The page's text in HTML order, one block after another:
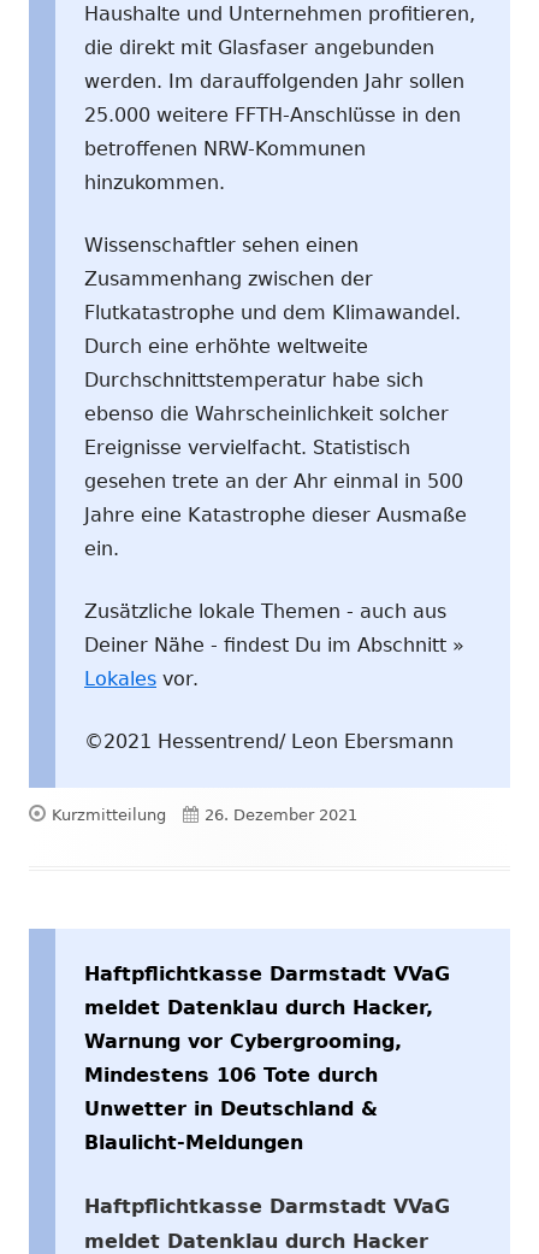
Haushalte und Unternehmen profitieren,
die direkt mit Glasfaser angebunden
werden. Im darauffolgenden Jahr sollen
25.000 weitere FFTH-Anschlüsse in den
betroffenen NRW-Kommunen
hinzukommen.
Wissenschaftler sehen einen
Zusammenhang zwischen der
Flutkatastrophe und dem Klimawandel.
Durch eine erhöhte weltweite
Durchschnittstemperatur habe sich
ebenso die Wahrscheinlichkeit solcher
Ereignisse vervielfacht. Statistisch
gesehen trete an der Ahr einmal in 500
Jahre eine Katastrophe dieser Ausmaße
ein.
Zusätzliche lokale Themen - auch aus
Deiner Nähe - findest Du im Abschnitt »
Lokales vor.
©2021 Hessentrend/ Leon Ebersmann
Format
Kurzmitteilung Veröffentlicht
26. Dezember 2021
Haftpflichtkasse Darmstadt VVaG
meldet Datenklau durch Hacker,
Warnung vor Cybergrooming,
Mindestens 106 Tote durch
Unwetter in Deutschland &
Blaulicht-Meldungen
Haftpflichtkasse Darmstadt VVaG
meldet Datenklau durch Hacker